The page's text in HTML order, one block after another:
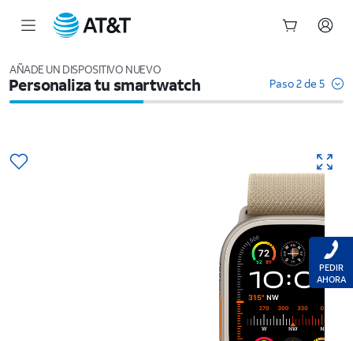
AÑADE UN DISPOSITIVO NUEVO
Personaliza tu smartwatch Paso 2 de 5
PEDIR
AHORA